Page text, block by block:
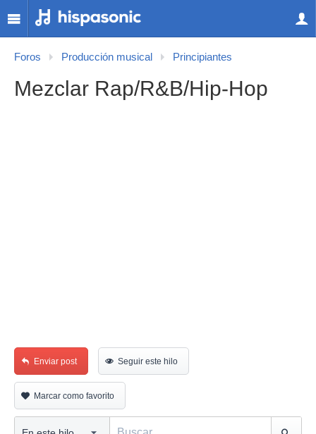
Foros Producción musical Principiantes
Mezclar Rap/R&B/Hip-Hop
Enviar post Seguir este hilo
Marcar como favorito